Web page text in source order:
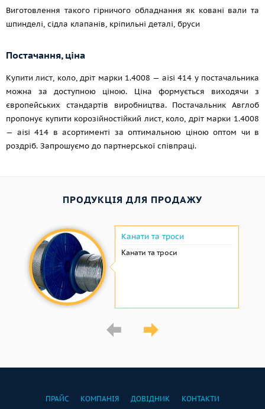
Виготовлення такого гірничого обладнання як ковані вали та
шпинделі, сідла клапанів, кріпильні деталі, бруси
Постачання, ціна
Купити лист, коло, дріт марки 1.4008 — aisi 414 у постачальника
можна за доступною ціною. Ціна формується виходячи з
європейських стандартів виробництва. Постачальник Авглоб
пропонує купити корозійностійкий лист, коло, дріт марки 1.4008
— aisi 414 в асортименті за оптимальною ціною оптом чи в
роздріб. Запрошуємо до партнерської співпраці.
ПРОДУКЦІЯ ДЛЯ ПРОДАЖУ
Канати та троси
Канати та троси
ПРАЙС КОМПАНІЯ ДОВІДНИК КОНТАКТИ